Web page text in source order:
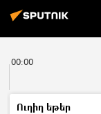
00:00
Ուղիղ եթեր